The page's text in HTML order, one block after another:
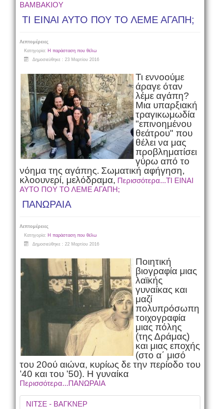
ΒΑΜΒΑΚΙΟΥ
ΤΙ ΕΙΝΑΙ ΑΥΤΟ ΠΟΥ ΤΟ ΛΕΜΕ ΑΓΑΠΗ;
Λεπτομέρειες
Κατηγορία: Η παράσταση που θέλω
Δημοσιεύθηκε : 23 Μαρτίου 2016
Τι εννοούμε
άραγε όταν
λέμε αγάπη?
Μια υπαρξιακή
τραγικωμωδία
"επινοημένου
θεάτρου" που
θέλει να μας
προβληματίσει
γύρω από το
νόημα της αγάπης. Σωματική αφήγηση,
κλοουνερί, μελόδραμα, Περισσότερα...ΤΙ ΕΙΝΑΙ
ΑΥΤΟ ΠΟΥ ΤΟ ΛΕΜΕ ΑΓΑΠΗ;
ΠΑΝΩΡΑΙΑ
Λεπτομέρειες
Κατηγορία: Η παράσταση που θέλω
Δημοσιεύθηκε : 22 Μαρτίου 2016
Ποιητική
βιογραφία μιας
λαϊκής
γυναίκας και
μαζί
πολυπρόσωπη
τοιχογραφία
μιας πόλης
(της Δράμας)
και μιας εποχής
(στο α΄ μισό
του 20ού αιώνα, κυρίως δε την περίοδο του
’40 και του ’50). Η γυναίκα
Περισσότερα...ΠΑΝΩΡΑΙΑ
ΝΙΤΣΕ - ΒΑΓΚΝΕΡ